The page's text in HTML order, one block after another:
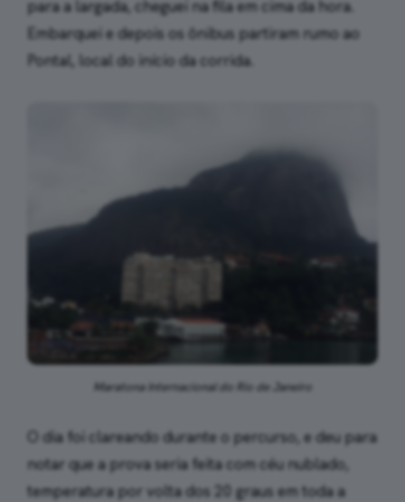
para a largada, cheguei na fila em cima da hora.
Embarquei e depois os ônibus partiram rumo ao
Pontal, local do início da corrida.
Maratona Internacional do Rio de Janeiro
O dia foi clareando durante o percurso, e deu para
notar que a prova seria feita com céu nublado,
temperatura por volta dos 20 graus em toda a